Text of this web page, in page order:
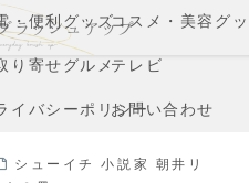
・便利グッズコスメ・美容グ
り寄せグルメテレビ
イバシーポリシーお問い合わせ
シューイチ 小説家 朝井リ